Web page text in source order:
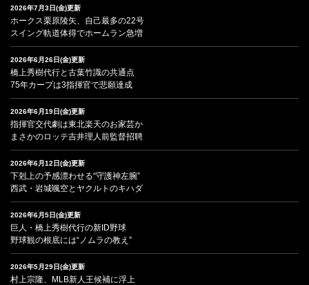
2026年7月3日(金)更新
ホークス栗原陵矢、自己最多の22号
スイング軌道体得でホームラン急増
2026年6月26日(金)更新
橋上秀樹代行と古葉竹識の共通点
75年カープは3指揮官で悲願達成
2026年6月19日(金)更新
指揮官交代劇は東北楽天のお家芸か
まさかのロッテ吉井理人前監督招聘
2026年6月12日(金)更新
下剋上の予感漂わせる“守護神左腕”
西武・岩城颯空とヤクルトのキハダ
2026年6月5日(金)更新
巨人・橋上秀樹代行の新ID野球
野球観の根底には“ノムラの教え”
2026年5月29日(金)更新
村上宗隆、MLB新人王候補に浮上